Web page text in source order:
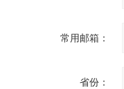
常用邮箱：
省份：